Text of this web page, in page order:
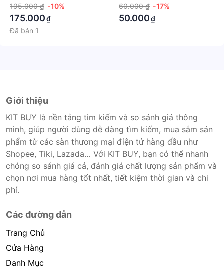
khí hư vùng kín
195.000 ₫ -10%
175.000₫
Đã bán 1
20g
60.000 ₫ -17%
50.000₫
Giới thiệu
KIT BUY là nền tảng tìm kiếm và so sánh giá thông
minh, giúp người dùng dễ dàng tìm kiếm, mua sắm sản
phẩm từ các sàn thương mại điện tử hàng đầu như
Shopee, Tiki, Lazada… Với KIT BUY, bạn có thể nhanh
chóng so sánh giá cả, đánh giá chất lượng sản phẩm và
chọn nơi mua hàng tốt nhất, tiết kiệm thời gian và chi
phí.
Các đường dẫn
Trang Chủ
Cửa Hàng
Danh Mục